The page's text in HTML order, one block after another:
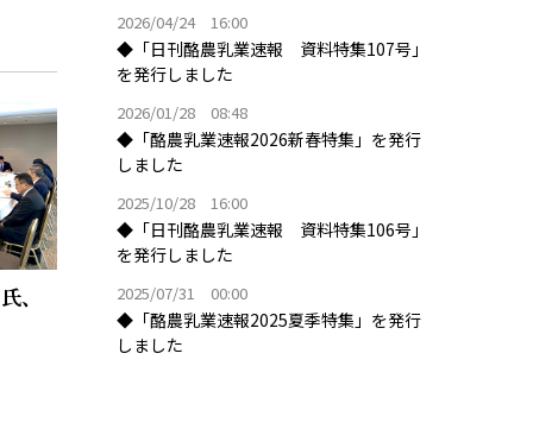
、
2026/04/24 16:00
◆「日刊酪農乳業速報 資料特集107号」
を発行しました
2026/01/28 08:48
◆「酪農乳業速報2026新春特集」を発行
しました
2025/10/28 16:00
◆「日刊酪農乳業速報 資料特集106号」
を発行しました
2025/07/31 00:00
◆「酪農乳業速報2025夏季特集」を発行
しました